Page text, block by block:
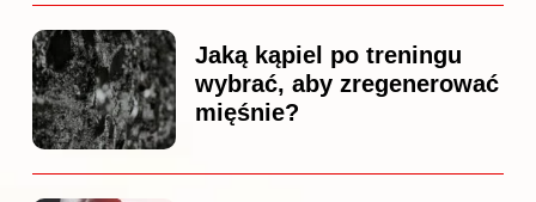
Jaką kąpiel po treningu
wybrać, aby zregenerować
mięśnie?